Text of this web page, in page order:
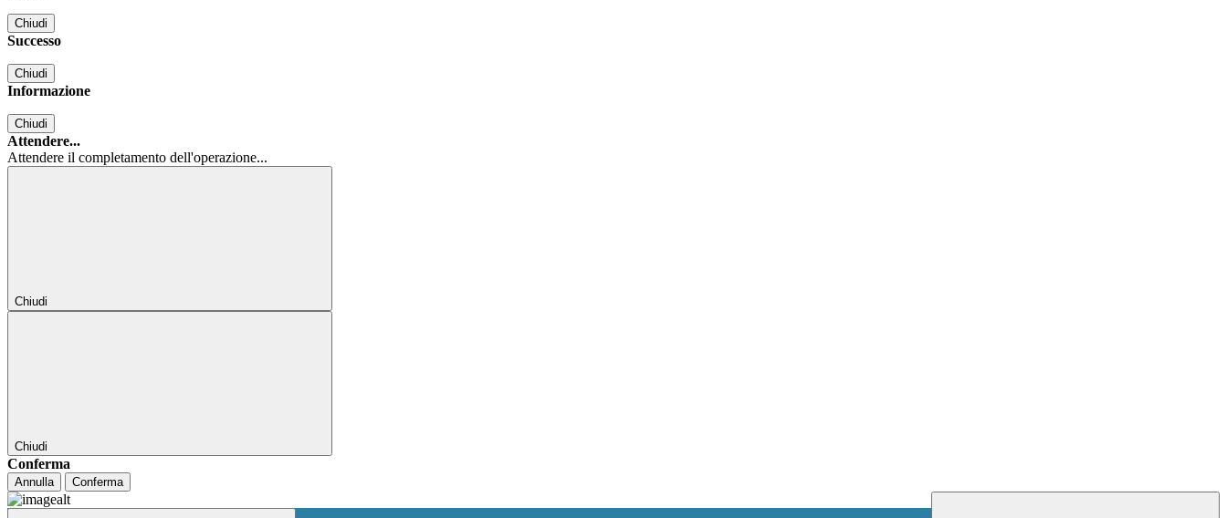
Chiudi
Successo
Chiudi
Informazione
Chiudi
Attendere...
Attendere il completamento dell'operazione...
Chiudi
Chiudi
Conferma
Annulla Conferma